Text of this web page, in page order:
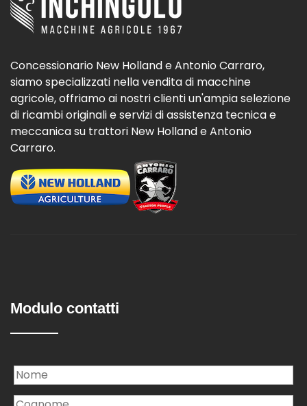
Concessionario New Holland e Antonio Carraro,
siamo specializzati nella vendita di macchine
agricole, offriamo ai nostri clienti un'ampia selezione
di ricambi originali e servizi di assistenza tecnica e
meccanica su trattori New Holland e Antonio
Carraro.
Modulo contatti